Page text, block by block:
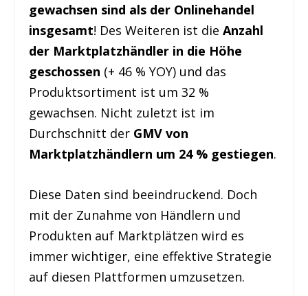
gewachsen sind als der Onlinehandel
insgesamt! Des Weiteren ist dieAnzahl
der Marktplatzhändler in die Höhe
geschossen (+ 46 % YOY) und das
Produktsortiment ist um 32 %
gewachsen. Nicht zuletzt ist im
Durchschnitt der GMV von
Marktplatzhändlern um 24 % gestiegen.
Diese Daten sind beeindruckend. Doch
mit der Zunahme von Händlern und
Produkten auf Marktplätzen wird es
immer wichtiger, eine effektive Strategie
auf diesen Plattformen umzusetzen.